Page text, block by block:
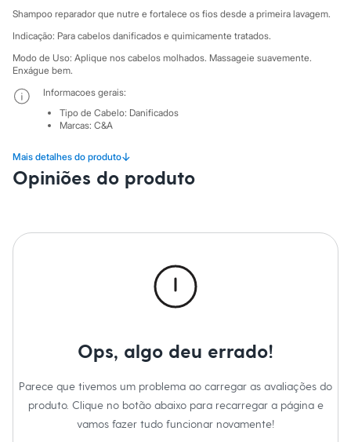
Chinelos
Rasteirinhas
Sandálias
Sapatilhas
Tênis
Marcas
City
Clock House
Mindset
Yessica
Moda esportiva
Acessórios
Blusas
Shorts e Bermudas
Tops
Saídas de praia
Personagens
Blusas e Camisetas
Shampoo reparador que nutre e fortalece os fios desde a primeira lavagem.
Indicação: Para cabelos danificados e quimicamente tratados.
Modo de Uso: Aplique nos cabelos molhados. Massageie suavemente.
Enxágue bem.
Mais detalhes do produto↓
Informacoes gerais:
Tipo de Cabelo: Danificados
Marcas: C&A
Opiniões do produto
Ops, algo deu errado!
Parece que tivemos um problema ao carregar as avaliações do
produto. Clique no botão abaixo para recarregar a página e
vamos fazer tudo funcionar novamente!